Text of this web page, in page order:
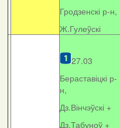
Гродзенскі р-н,
Ж.Гулеўскі
27.03
Бераставіцкі р-
н,
Дз.Вінчэўскі +
Дз.Табуноў +